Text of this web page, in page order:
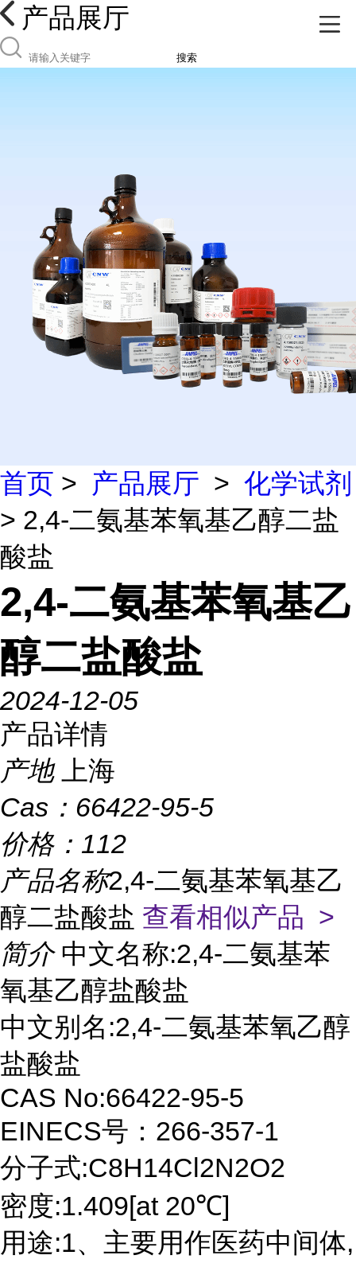
产品展厅
搜索
首页 > 产品展厅 > 化学试剂
> 2,4-二氨基苯氧基乙醇二盐
酸盐
2,4-二氨基苯氧基乙
醇二盐酸盐
2024-12-05
产品详情
产地
上海
Cas： 66422-95-5
价格： 112
产品名称2,4-二氨基苯氧基乙
醇二盐酸盐 查看相似产品 >
简介 中文名称:2,4-二氨基苯
氧基乙醇盐酸盐
中文别名:2,4-二氨基苯氧乙醇
盐酸盐
CAS No:66422-95-5
EINECS号：266-357-1
分子式:C8H14Cl2N2O2
密度:1.409[at 20℃]
用途:1、主要用作医药中间体,